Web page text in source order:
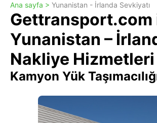
Ana sayfa > Yunanistan - İrlanda Sevkiyatı
Gettransport.com
Yunanistan –
Nakliye Hizmetleri
Kamyon Yük